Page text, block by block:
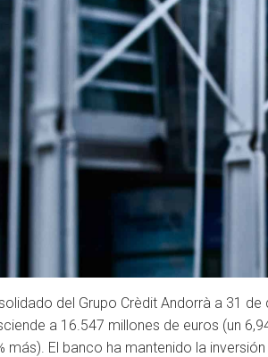
del Grupo Crèdit Andorrà a 31
a 16.547 millones de euros (un
más). El banco ha mantenido la